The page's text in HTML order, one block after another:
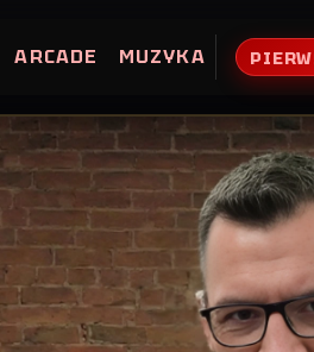
ARCADE MUZYKA